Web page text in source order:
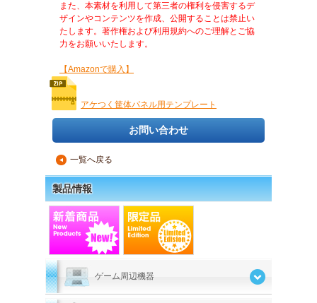
また、本素材を利用して第三者の権利を侵害するデ
ザインやコンテンツを作成、公開することは禁止い
たします。著作権および利用規約へのご理解とご協
力をお願いいたします。
【Amazonで購入】
アケつく筐体パネル用テンプレート
お問い合わせ
▲ 一覧へ戻る
製品情報
ゲーム周辺機器